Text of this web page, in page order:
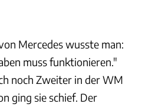
Mercedes wusste man:
muss funktionieren."
noch Zweiter in der WM
ging sie schief. Der